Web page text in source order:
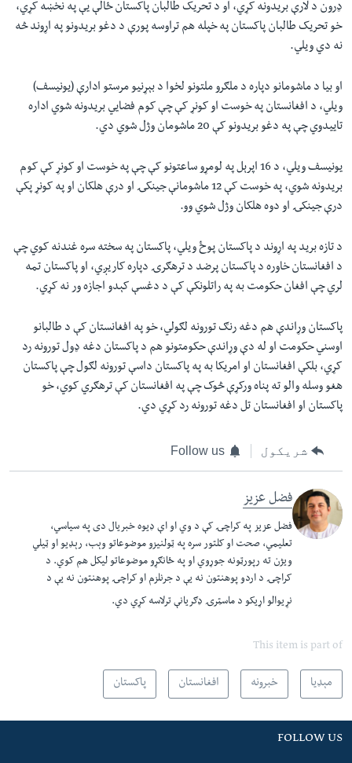
ډرون د لارې بريدونه کړي، او د تحريک طالبان پاکستان ځالې يې په نخښه کړي،
خو تحریک طالبان پاکستان په خپله هم تراوسه پورې د دغو بريدونو په اړوند څه
نه دي ويلي.
او بيا د ماشومانو دپاره د ملګرو ملتونو لخوا د بېړنيو مرستو ادارې (يونيسف)
ويلي، د افغانستان په خوست او کونړ کې چې کوم فضايي بريدونه شوي اداره
تاييدوي چې په دغو بريدونو کې 20 ماشومان وژل شوي دي.
يونيسف ویلي، د 16 اپرېل په لومړو ساعتونو کې چې په خوست او کونړ کې کوم
بریدونه شوي، په خوست کې 12 ماشومانې جينکۍ او درې هلکان او په کونړ پکې
درې جينکۍ او دوه هلکان وژل شوي وو.
د تازه بريد په اړوند د پاکستان پوځ ويلي، پاکستان په سخته سره غندنه کوي چې
د افغانستان خاوره د پاکستان پرضد د ترهګرۍ دپاره کاريږي، او پاکستان تمه
لري چې افغان حکومت به په راتلونکې کې د دغسې کېدو اجازه ور نه کړي.
پاکستان وړاندې هم دغه رنګ تورونه لګولي، خو په افغانستان کې د طالبانو
اوسني حکومت او له دې وړاندې حکومتونو هم د پاکستان دغه ډول تورونه رد
کړي، بلکې افغانستان او امریکا به په پاکستان داسې تورونه لګول چې پاکستان
هغو وسله والو ته پناه ورکړې څوک چې په افغانستان کې ترهګري کوي، خو
پاکستان او افغانستان تل دغه تورونه رد کړي دي.
شریکول Follow us
فضل عزیز
فضل عزيز په کراچۍ کې د وي او اې ډيوه خبريال دی په سياسي،
تعليمي، صحت او کلتور سره په ټولنيزو موضوعاتو وېب، رېډيو او ټيلي
ويژن ته رپورټونه جوړوي او په ځانګړو موضوعاتو ليکل هم کوي. د
کراچۍ د اردو پوهنتون نه يې د جرنلزم او کراچۍ پوهنتون نه يې د
نړيوالو اړيکو د ماسټرۍ ډګريانې ترلاسه کړي دي.​
This item is part of
مېډیا خبرونه افغانستان پاکستان
FOLLOW US